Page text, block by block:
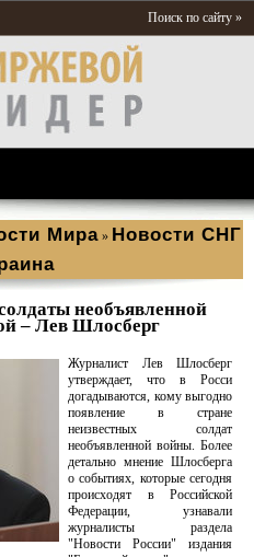
Поиск по сайту »
Мира » Новости СНГ
необъявленной
– Лев Шлосберг
Журналист Лев Шлосберг
утверждает, что в Росси
догадываются, кому выгодно
появление в стране
неизвестных солдат
необъявленной войны. Более
детально мнение Шлосберга
о событиях, которые сегодня
происходят в Российской
Федерации, узнавали
журналисты раздела
"Новости России" издания